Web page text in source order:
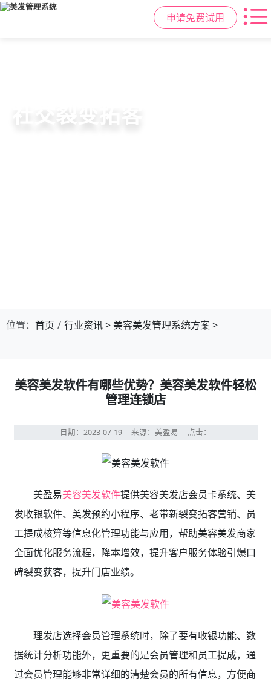
申请免费试用
美容美发管理系统
高效管理店务
社交裂变拓客
小程序商城
位置： 首页 行业资讯>美容美发管理系统方案>
美容美发软件有哪些优势？美容美发软件轻松
管理连锁店
日期：2023-07-19 来源：美盈易 点击：
美盈易美容美发软件提供美容美发店会员卡系统、美
发收银软件、美发预约小程序、老带新裂变拓客营销、员
工提成核算等信息化管理功能与应用，帮助美容美发商家
全面优化服务流程，降本增效，提升客户服务体验引爆口
碑裂变获客，提升门店业绩。
理发店选择会员管理系统时，除了要有收银功能、数
据统计分析功能外，更重要的是会员管理和员工提成，通
过会员管理能够非常详细的清楚会员的所有信息，方便商